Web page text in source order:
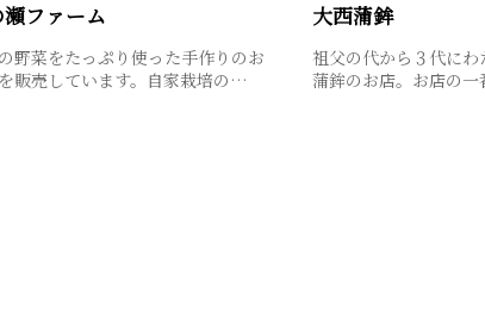
ファーム
野菜をたっぷり使った手作りのお
販売しています。自家栽培の…
大西蒲鉾
祖父の代から３代にわ
蒲鉾のお店。お店の